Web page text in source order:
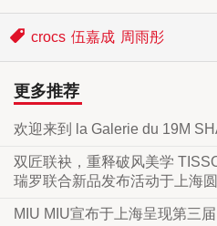
crocs 伍嘉成 周雨彤
更多推荐
欢迎来到 la Galerie du 19M
双匠联袂，重释破风美学
瑞罗联合新品发布活动于上海
MIU MIU宣布于上海呈现第三届